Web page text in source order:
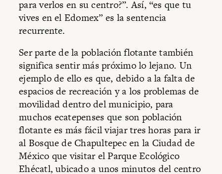
para verlos en su centro?”. Así, “es que tu
vives en el Edomex” es la sentencia
recurrente.
Ser parte de la población flotante también
significa sentir más próximo lo lejano. Un
ejemplo de ello es que, debido a la falta de
espacios de recreación y a los problemas de
movilidad dentro del municipio, para
muchos ecatepenses que son población
flotante es más fácil viajar tres horas para ir
al Bosque de Chapultepec en la Ciudad de
México que visitar el Parque Ecológico
Ehécatl, ubicado a unos minutos del centro